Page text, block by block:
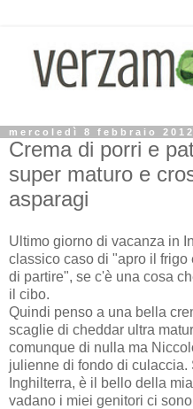
mercoledì 8 febbraio 2012
Crema di porri e
super maturo e
asparagi
Ultimo giorno di vacanza in
classico caso di "apro il frigo
di partire", se c'è una cosa
il cibo.
Quindi penso a una bella
scaglie di cheddar ultra
comunque di nulla ma
julienne di fondo di culaccia.
Inghilterra, è il bello della
vadano i miei genitori ci